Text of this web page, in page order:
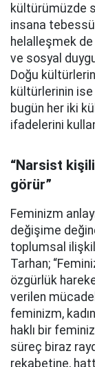
kültürümüzde
insana
helalleşmek de
ve sosyal
Doğu
kültürlerinin
bugün her iki
ifadelerini
“Narsist
görür”
Feminizm
değişime
toplumsal
Tarhan;
özgürlük
verilen
feminizm,
haklı bir
süreç biraz
rekabetine,